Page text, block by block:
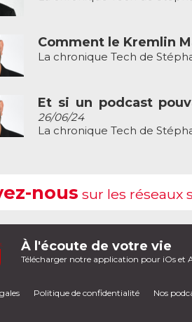
Comment le Kremlin
La chronique Tech de
Et si un podcast
26/06/24
La chronique Tech de
nous sur les réseaux
À l'écoute de votre vie
Télécharger notre application pour iOs et
Politique de confidentialité Nos